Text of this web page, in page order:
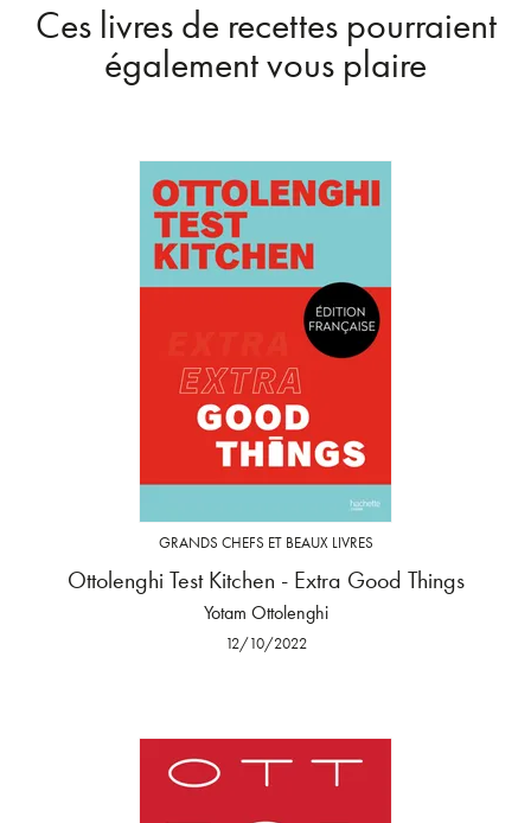
Ces livres de recettes pourraient
également vous plaire
GRANDS CHEFS ET BEAUX LIVRES
Ottolenghi Test Kitchen - Extra Good Things
Yotam Ottolenghi
12/10/2022